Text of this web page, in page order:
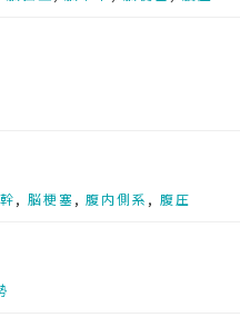
, 脳梗塞,腹内側系 , 腹圧